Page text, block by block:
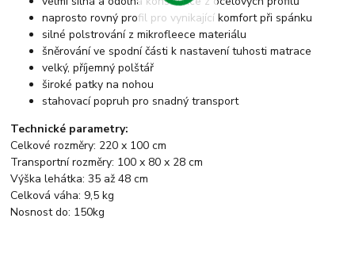
naprosto rovný profil pro vynikající komfort při spánku
silné polstrování z mikrofleece materiálu
šněrování ve spodní části k nastavení tuhosti matrace
velký, příjemný polštář
široké patky na nohou
stahovací popruh pro snadný transport
Technické parametry:
Celkové rozměry: 220 x 100 cm
Transportní rozměry: 100 x 80 x 28 cm
Výška lehátka: 35 až 48 cm
Celková váha: 9,5 kg
Nosnost do: 150kg